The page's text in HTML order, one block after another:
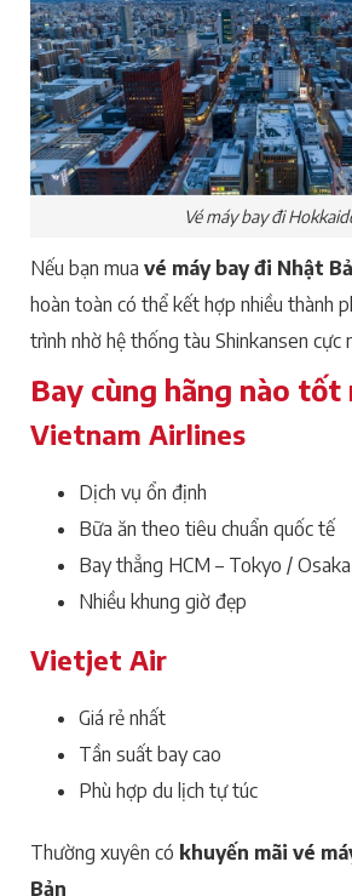
Vé máy bay đi
Nếu bạn mua vé máy bay đi Nhật
hoàn toàn có thể kết hợp nhiều thành
trình nhờ hệ thống tàu Shinkansen cực
Bay cùng hãng nào tốt
Vietnam Airlines
Dịch vụ ổn định
Bữa ăn theo tiêu chuẩn quốc tế
Bay thẳng HCM – Tokyo / Osaka
Nhiều khung giờ đẹp
Vietjet Air
Giá rẻ nhất
Tần suất bay cao
Phù hợp du lịch tự túc
Thường xuyên có khuyến mãi vé
Bản